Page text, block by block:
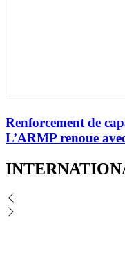
Renforcement de
L’ARMP renoue